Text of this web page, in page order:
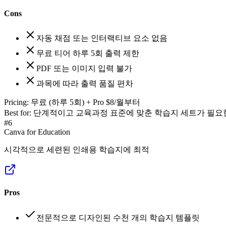
Cons
자동 채점 또는 인터랙티브 요소 없음
무료 티어 하루 5회 출력 제한
PDF 또는 이미지 입력 불가
과목에 따라 출력 품질 편차
Pricing: 무료 (하루 5회) + Pro $8/월부터
Best for: 단계적이고 교육과정 표준에 맞춘 학습지 세트가 필요
#6
Canva for Education
시각적으로 세련된 인쇄용 학습지에 최적
Pros
전문적으로 디자인된 수천 개의 학습지 템플릿